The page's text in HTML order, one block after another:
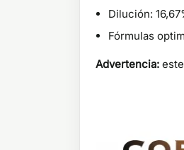
Dilución:
Fórmulas
Advertencia: